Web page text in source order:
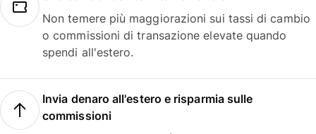
Non temere più maggiorazioni sui tassi di cambio
o commissioni di transazione elevate quando
spendi all'estero.
Invia denaro all'estero e risparmia sulle
commissioni